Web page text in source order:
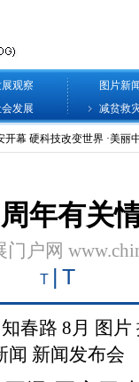
观察
图片新
发展 减贫救
年有关
户网
T T
知春路 8月 图片
闻 新闻发布会